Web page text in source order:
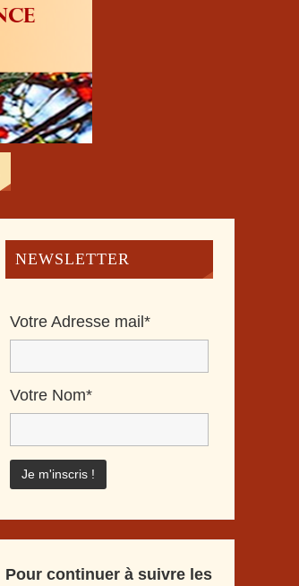
NEWSLETTER
Votre Adresse mail*
Votre Nom*
Pour continuer à suivre les